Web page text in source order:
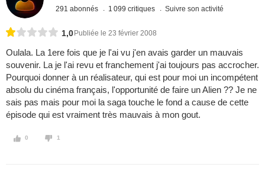
291 abonnés 1 099 critiques Suivre son activité
1,0 Publiée le 23 février 2008
Oulala. La 1ere fois que je l'ai vu j'en avais garder un mauvais
souvenir. La je l'ai revu et franchement j'ai toujours pas accrocher.
Pourquoi donner à un réalisateur, qui est pour moi un incompétent
absolu du cinéma français, l'opportunité de faire un Alien ?? Je ne
sais pas mais pour moi la saga touche le fond a cause de cette
épisode qui est vraiment très mauvais à mon gout.
0 1